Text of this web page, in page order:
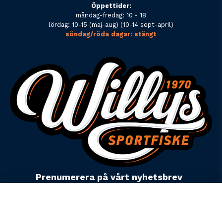
Öppettider:
måndag-fredag: 10 - 18
lördag: 10-15 (maj-aug) (10-14 sept-april)
söndag/röda dagar: stängt
Prenumerera på vårt nyhetsbrev